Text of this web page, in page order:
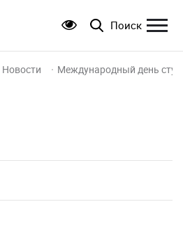
Поиск
Новости Международный день